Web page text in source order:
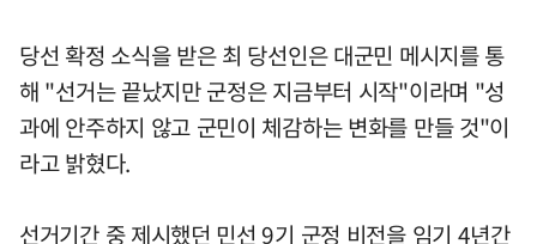
당선 확정 소식을 받은 최 당선인은 대군민 메시지를 통
해 "선거는 끝났지만 군정은 지금부터 시작"이라며 "성
과에 안주하지 않고 군민이 체감하는 변화를 만들 것"이
라고 밝혔다.
선거기간 중 제시했던 민선 9기 군정 비전을 임기 4년간